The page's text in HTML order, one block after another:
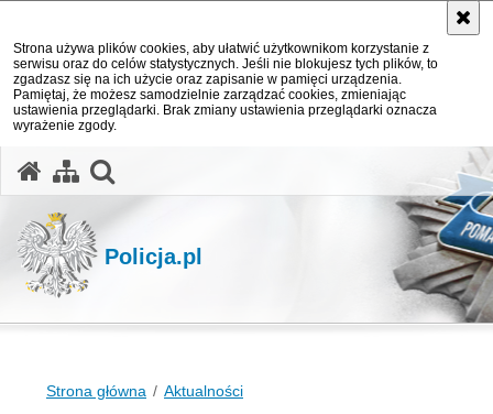
Strona używa plików cookies, aby ułatwić użytkownikom korzystanie z
serwisu oraz do celów statystycznych. Jeśli nie blokujesz tych plików, to
zgadzasz się na ich użycie oraz zapisanie w pamięci urządzenia.
Pamiętaj, że możesz samodzielnie zarządzać cookies, zmieniając
ustawienia przeglądarki. Brak zmiany ustawienia przeglądarki oznacza
wyrażenie zgody.
Policja.pl
Strona główna Aktualności